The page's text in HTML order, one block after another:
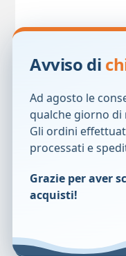
ANTHELIOS FLUIDO
UVMUNE DP 50+
27,50€
Prezzo precedente:
Avviso di
Ad agosto le
qualche giorno di
Gli ordini
processati e
Grazie per aver
acquisti!